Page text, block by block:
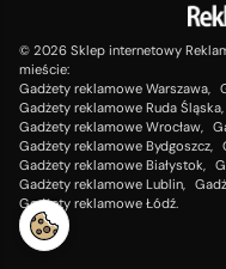
© 2026 Sklep internetowy
mieście:
Gadżety reklamowe Warszawa,
Gadżety reklamowe Ruda Śląska,
Gadżety reklamowe Wrocław,
Gadżety reklamowe Bydgoszcz,
Gadżety reklamowe Białystok,
Gadżety reklamowe Lublin,
Gadżety reklamowe Łódź.